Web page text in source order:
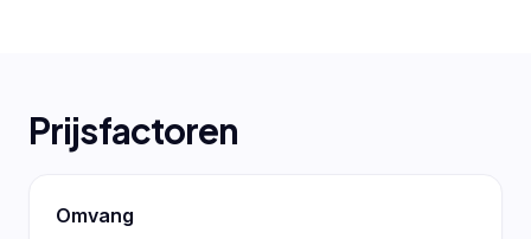
Prijsfactoren
Omvang